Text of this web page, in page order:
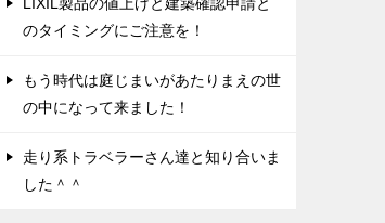
のタイミングにご注意を！
もう時代は庭じまいがあたりまえの世
の中になって来ました！
走り系トラベラーさん達と知り合いま
した＾＾